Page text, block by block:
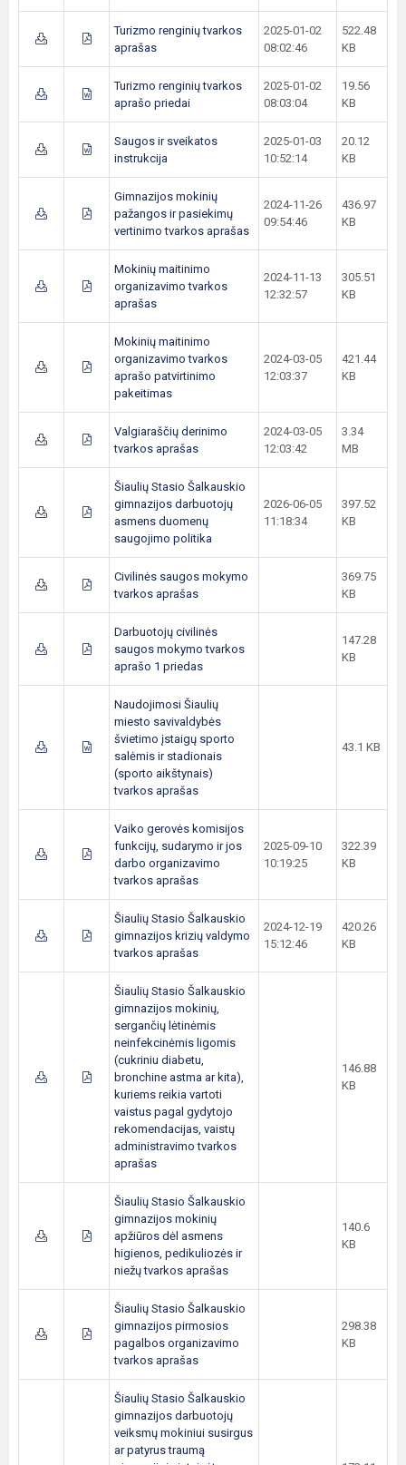
Turizmo renginių tvarkos
aprašas
2025-01-02
08:02:46
522.48
KB
Turizmo renginių tvarkos
aprašo priedai
2025-01-02
08:03:04
19.56
KB
Saugos ir sveikatos
instrukcija
2025-01-03
10:52:14
20.12
KB
Gimnazijos mokinių
pažangos ir pasiekimų
vertinimo tvarkos aprašas
2024-11-26
09:54:46
436.97
KB
Mokinių maitinimo
organizavimo tvarkos
aprašas
2024-11-13
12:32:57
305.51
KB
Mokinių maitinimo
organizavimo tvarkos
aprašo patvirtinimo
pakeitimas
2024-03-05
12:03:37
421.44
KB
Valgiaraščių derinimo
tvarkos aprašas
2024-03-05
12:03:42
3.34
MB
Šiaulių Stasio Šalkauskio
gimnazijos darbuotojų
asmens duomenų
saugojimo politika
2026-06-05
11:18:34
397.52
KB
Civilinės saugos mokymo
tvarkos aprašas
369.75
KB
Darbuotojų civilinės
saugos mokymo tvarkos
aprašo 1 priedas
147.28
KB
Naudojimosi Šiaulių
miesto savivaldybės
švietimo įstaigų sporto
salėmis ir stadionais
(sporto aikštynais)
tvarkos aprašas
43.1 KB
Vaiko gerovės komisijos
funkcijų, sudarymo ir jos
darbo organizavimo
tvarkos aprašas
2025-09-10
10:19:25
322.39
KB
Šiaulių Stasio Šalkauskio
gimnazijos krizių valdymo
tvarkos aprašas
2024-12-19
15:12:46
420.26
KB
Šiaulių Stasio Šalkauskio
gimnazijos mokinių,
sergančių lėtinėmis
neinfekcinėmis ligomis
(cukriniu diabetu,
bronchine astma ar kita),
kuriems reikia vartoti
vaistus pagal gydytojo
rekomendacijas, vaistų
administravimo tvarkos
aprašas
146.88
KB
Šiaulių Stasio Šalkauskio
gimnazijos mokinių
apžiūros dėl asmens
higienos, pedikuliozės ir
niežų tvarkos aprašas
140.6
KB
Šiaulių Stasio Šalkauskio
gimnazijos pirmosios
pagalbos organizavimo
tvarkos aprašas
298.38
KB
Šiaulių Stasio Šalkauskio
gimnazijos darbuotojų
veiksmų mokiniui susirgus
ar patyrus traumą